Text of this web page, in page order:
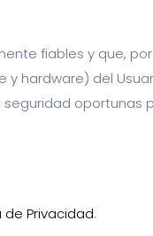
fiables y que,
hardware) del
oportunas
de Privacidad.